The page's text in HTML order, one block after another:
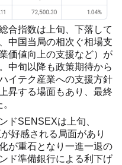
合指数は上旬、下落して
中国当局の相次ぐ相場支
価値向上の支援など）が
中旬以降も政策期待から
イテク産業への支援方針
昇する場面もあり、最終
ドSENSEXは上旬、
好感される局面があり
が重石となり一進一退の
ド準備銀行による利下げ